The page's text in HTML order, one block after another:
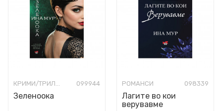
КРИМИ/ТРИЛЕР 099944
Зеленоока
РОМАНСИ 098339
Лагите во кои
верувавме